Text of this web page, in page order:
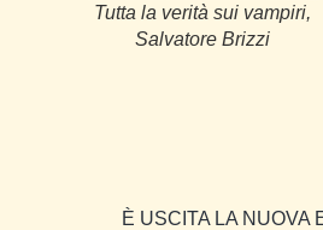
Tutta la verità sui vampiri,
Salvatore Brizzi
È USCITA LA NUOVA